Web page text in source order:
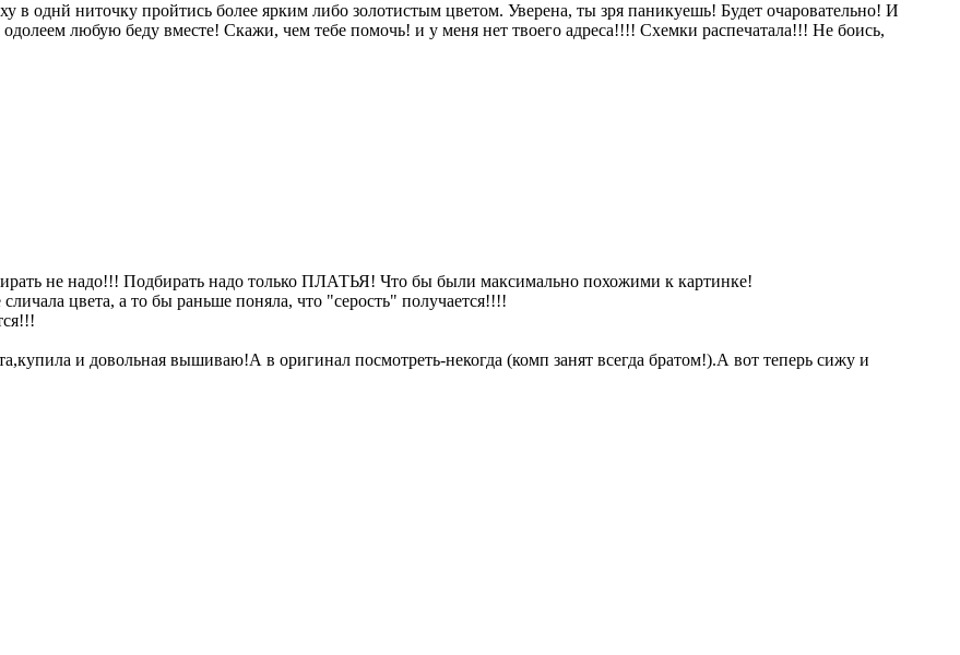
в однй ниточку пройтись более ярким либо золотистым цветом. Уверена, ты зря паникуешь! Будет очаровательно! И
любую беду вместе! Скажи, чем тебе помочь! и у меня нет твоего адреса!!!! Схемки распечатала!!! Не боись,
не надо!!! Подбирать надо только ПЛАТЬЯ! Что бы были максимально похожими к картинке!
цвета, а то бы раньше поняла, что "серость" получается!!!!
и довольная вышиваю!А в оригинал посмотреть-некогда (комп занят всегда братом!).А вот теперь сижу и